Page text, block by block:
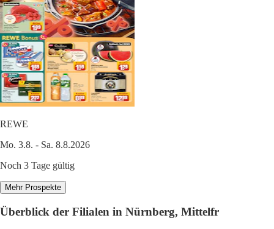
REWE
Mo. 3.8. - Sa. 8.8.2026
Noch 3 Tage gültig
Mehr Prospekte
Überblick der Filialen in Nürnberg, Mittelfr